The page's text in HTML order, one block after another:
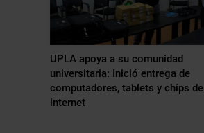
UPLA apoya a su comunidad
universitaria: Inició entrega de
computadores, tablets y chips de
internet